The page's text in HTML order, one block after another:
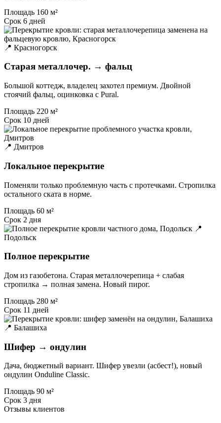
Площадь 160 м²
Срок 6 дней
📍 Красногорск
Старая металлочер. → фальц
Большой коттедж, владелец захотел премиум. Двойной
стоячий фальц, оцинковка с Pural.
Площадь 220 м²
Срок 10 дней
📍 Дмитров
Локальное перекрытие
Поменяли только проблемную часть с протечками. Стропилка
остального ската в норме.
Площадь 60 м²
Срок 2 дня
📍
Подольск
Полное перекрытие
Дом из газобетона. Старая металлочерепица + слабая
стропилка → полная замена. Новый пирог.
Площадь 280 м²
Срок 11 дней
📍 Балашиха
Шифер → ондулин
Дача, бюджетный вариант. Шифер увезли (асбест!), новый
ондулин Onduline Classic.
Площадь 90 м²
Срок 3 дня
Отзывы клиентов